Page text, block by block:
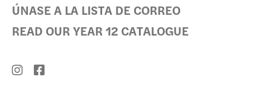
ÚNASE A LA LISTA DE CORREO
READ OUR YEAR 12 CATALOGUE